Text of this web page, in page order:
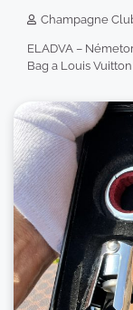
Champagne
ELADVA –
Bag a Louis